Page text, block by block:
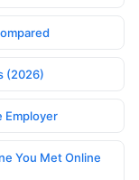
(2026)
Employer
You Met Online